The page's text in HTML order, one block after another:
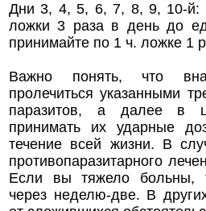
Дни 3, 4, 5, 6, 7, 8, 9, 10-й:
ложки 3 раза в день до
принимайте по 1 ч. ложке 1
Важно понять, что
пролечиться указанными
паразитов, а далее в
принимать их ударные
течение всей жизни. В
противопаразитарного
Если вы тяжело больны,
через неделю-две. В